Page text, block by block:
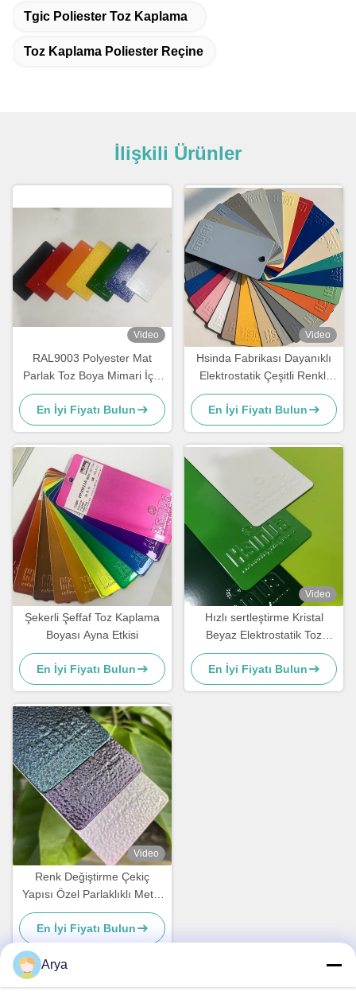
Tgic Poliester Toz Kaplama
Toz Kaplama Poliester Reçine
İlişkili Ürünler
Video
RAL9003 Polyester Mat
Parlak Toz Boya Mimari İçin
AAMA Sertifikalı
En İyi Fiyatı Bulun
Video
Hsinda Fabrikası Dayanıklı
Elektrostatik Çeşitli Renkli
Toz Boya Stokta Sprey Boya
En İyi Fiyatı Bulun
Şekerli Şeffaf Toz Kaplama
Boyası Ayna Etkisi
En İyi Fiyatı Bulun
Video
Hızlı sertleştirme Kristal
Beyaz Elektrostatik Toz
Kaplama Poliester TGIC
Mimarlık Ücretsiz
En İyi Fiyatı Bulun
Video
Renk Değiştirme Çekiç
Yapısı Özel Parlaklıklı Metal
Yüzeyi için Toz Kaplama
En İyi Fiyatı Bulun
Arya